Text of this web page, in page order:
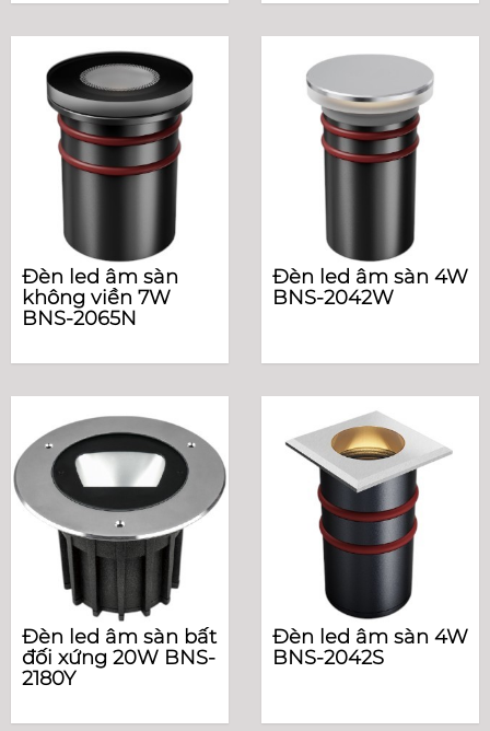
Đèn led âm sàn
không viền 7W
BNS-2065N
Đèn led âm sàn 4W
BNS-2042W
Đèn led âm sàn bất
đối xứng 20W BNS-
2180Y
Đèn led âm sàn 4W
BNS-2042S